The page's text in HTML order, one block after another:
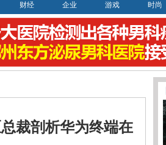
财经 企业 游戏 时尚
裁剖析华为终端在